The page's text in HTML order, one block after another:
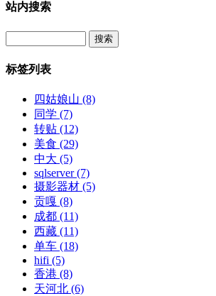
站内搜索
标签列表
四姑娘山 (8)
同学 (7)
转贴 (12)
美食 (29)
中大 (5)
sqlserver(7)
摄影器材 (5)
贡嘎 (8)
成都 (11)
西藏 (11)
单车 (18)
hifi (5)
香港 (8)
天河北 (6)